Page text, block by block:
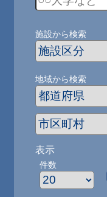
施設から検索
地域から検索
表示
件数